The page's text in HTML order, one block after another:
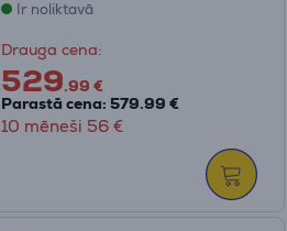
Ir noliktavā
Drauga cena:
529.99 €
Parastā cena: 579.99 €
10 mēneši 56 €